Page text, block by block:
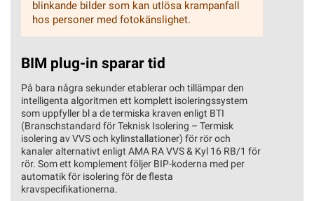
BIM plug-in sparar tid
På bara några sekunder etablerar och tillämpar den
intelligenta algoritmen ett komplett isoleringssystem
som uppfyller bl a de termiska kraven enligt BTI
(Branschstandard för Teknisk Isolering – Termisk
isolering av VVS och kylinstallationer) för rör och
kanaler alternativt enligt AMA RA VVS & Kyl 16 RB/1 för
rör. Som ett komplement följer BIP-koderna med per
automatik för isolering för de flesta
kravspecifikationerna.
blinkande bilder som kan utlösa krampanfall
hos personer med fotokänslighet.